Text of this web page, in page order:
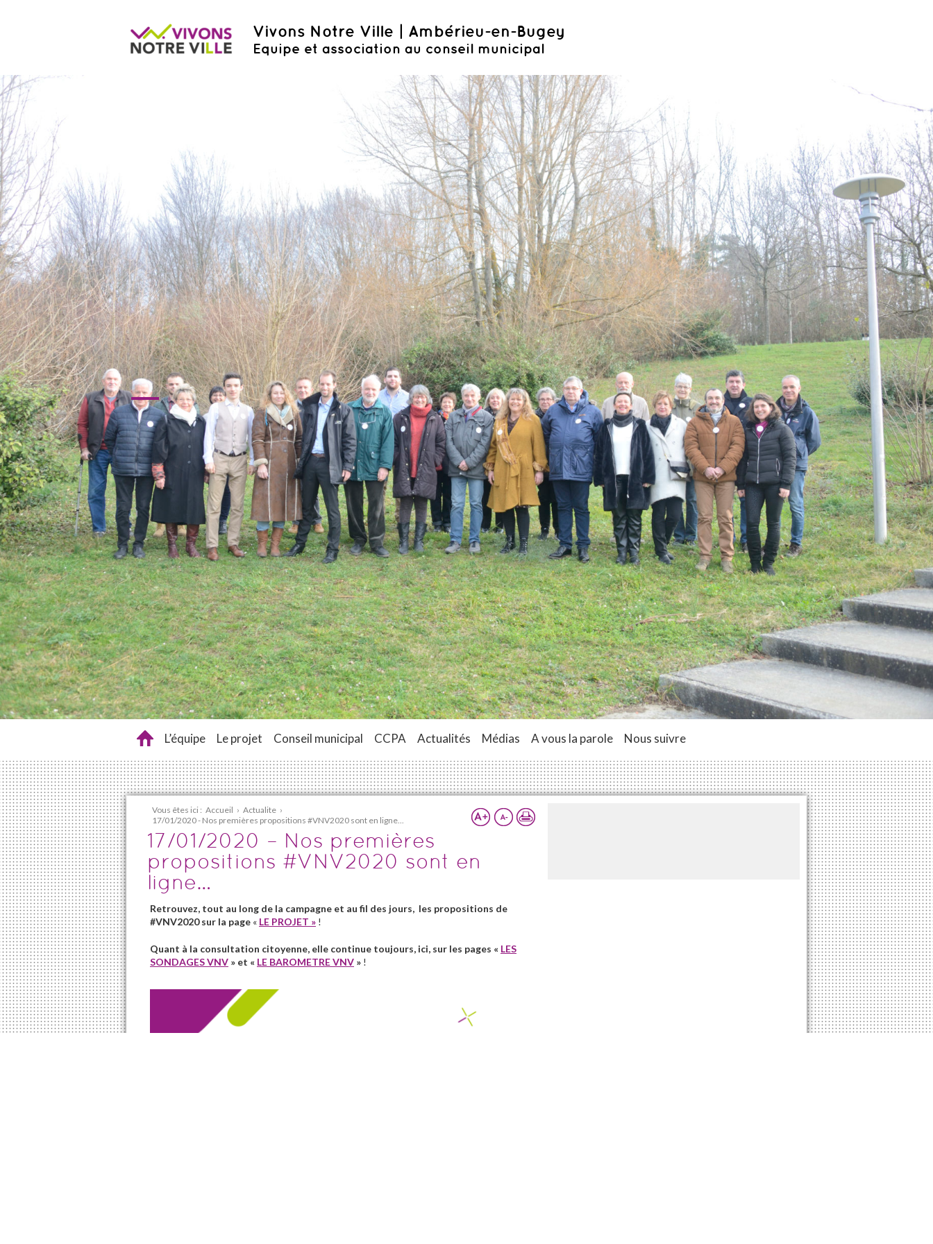
Vivons Notre Ville | Ambérieu-en-Bugey
Equipe et association au conseil municipal
L’équipe Le projet Conseil municipal CCPA Actualités Médias A vous la parole Nous suivre
Vous êtes ici : Accueil › Actualite ›
17/01/2020 - Nos premières propositions #VNV2020 sont en ligne...
17/01/2020 – Nos premières
propositions #VNV2020 sont en
ligne…
Retrouvez, tout au long de la campagne et au fil des jours, les propositions de
#VNV2020 sur la page « LE PROJET » !
Quant à la consultation citoyenne, elle continue toujours, ici, sur les pages « LES
SONDAGES VNV » et « LE BAROMETRE VNV » !